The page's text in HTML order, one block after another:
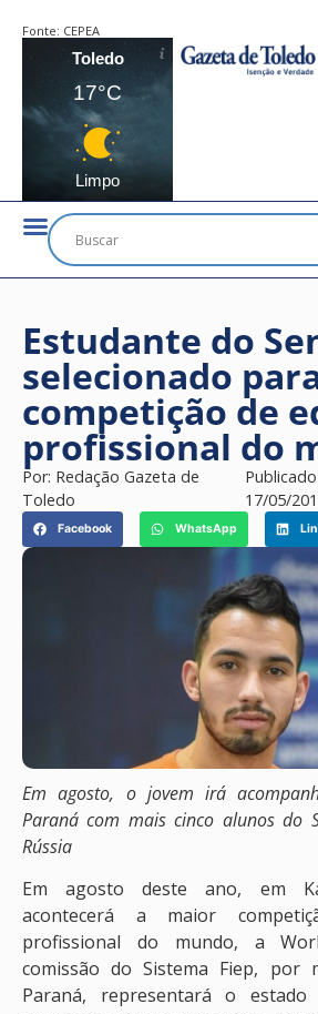
Fonte: CEPEA
Toledo
17°C
Limpo
Estudante do
selecionado
competição de
profissional do
Por: Redação Gazeta de
Toledo
17/05/
Facebook WhatsApp
Em agosto, o jovem irá
Paraná com mais cinco alunos do
Rússia
Em agosto deste ano, em
acontecerá a maior
profissional do mundo, a
comissão do Sistema Fiep, por
Paraná, representará o estado